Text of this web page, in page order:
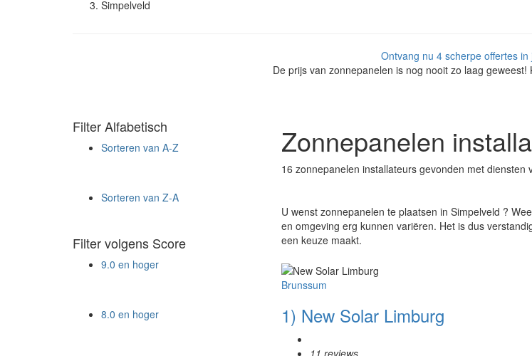
Simpelveld
Ontvang nu 4 scherpe offertes in
De prijs van zonnepanelen is nog nooit zo laag
Zonnepanelen
16 zonnepanelen installateurs gevonden met diensten
U wenst zonnepanelen te plaatsen in Simpelveld ?
en omgeving erg kunnen variëren. Het is dus
een keuze maakt.
Brunssum
1) New Solar Limburg
11 reviews
Filter Alfabetisch
Sorteren van A-Z
Sorteren van Z-A
Filter volgens Score
9.0 en hoger
8.0 en hoger